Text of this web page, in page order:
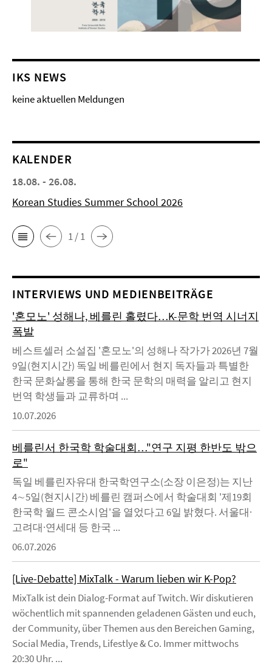
IKS NEWS
keine aktuellen Meldungen
KALENDER
18.08. - 26.08.
Korean Studies Summer School 2026
1 / 1
INTERVIEWS UND MEDIENBEITRÄGE
'혼모노' 성해나, 베를린 홀렸다…K-문학 번역 시너지
폭발
베스트셀러 소설집 '혼모노'의 성해나 작가가 2026년 7월
9일(현지시간) 독일 베를린에서 현지 독자들과 특별한
한국 문화살롱을 통해 한국 문학의 매력을 알리고 현지
번역 학생들과 교류하며 ...
10.07.2026
베를린서 한국학 학술대회…"연구 지평 한반도 밖으
로"
독일 베를린자유대 한국학연구소(소장 이은정)는 지난
4∼5일(현지시간) 베를린 캠퍼스에서 학술대회 '제19회
한국학 월드 콘소시엄'을 열었다고 6일 밝혔다. 서울대·
고려대·연세대 등 한국 ...
06.07.2026
[Live-Debatte] MixTalk - Warum lieben wir K-Pop?
MixTalk ist dein Dialog-Format auf Twitch. Wir diskutieren
wöchentlich mit spannenden geladenen Gästen und euch,
der Community, über Themen aus den Bereichen Gaming,
Social Media, Trends, Lifestlye & Co. Immer mittwochs
20:30 Uhr. ...